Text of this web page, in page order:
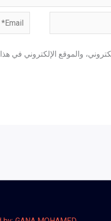
Email*
والموقع الإلكتروني في